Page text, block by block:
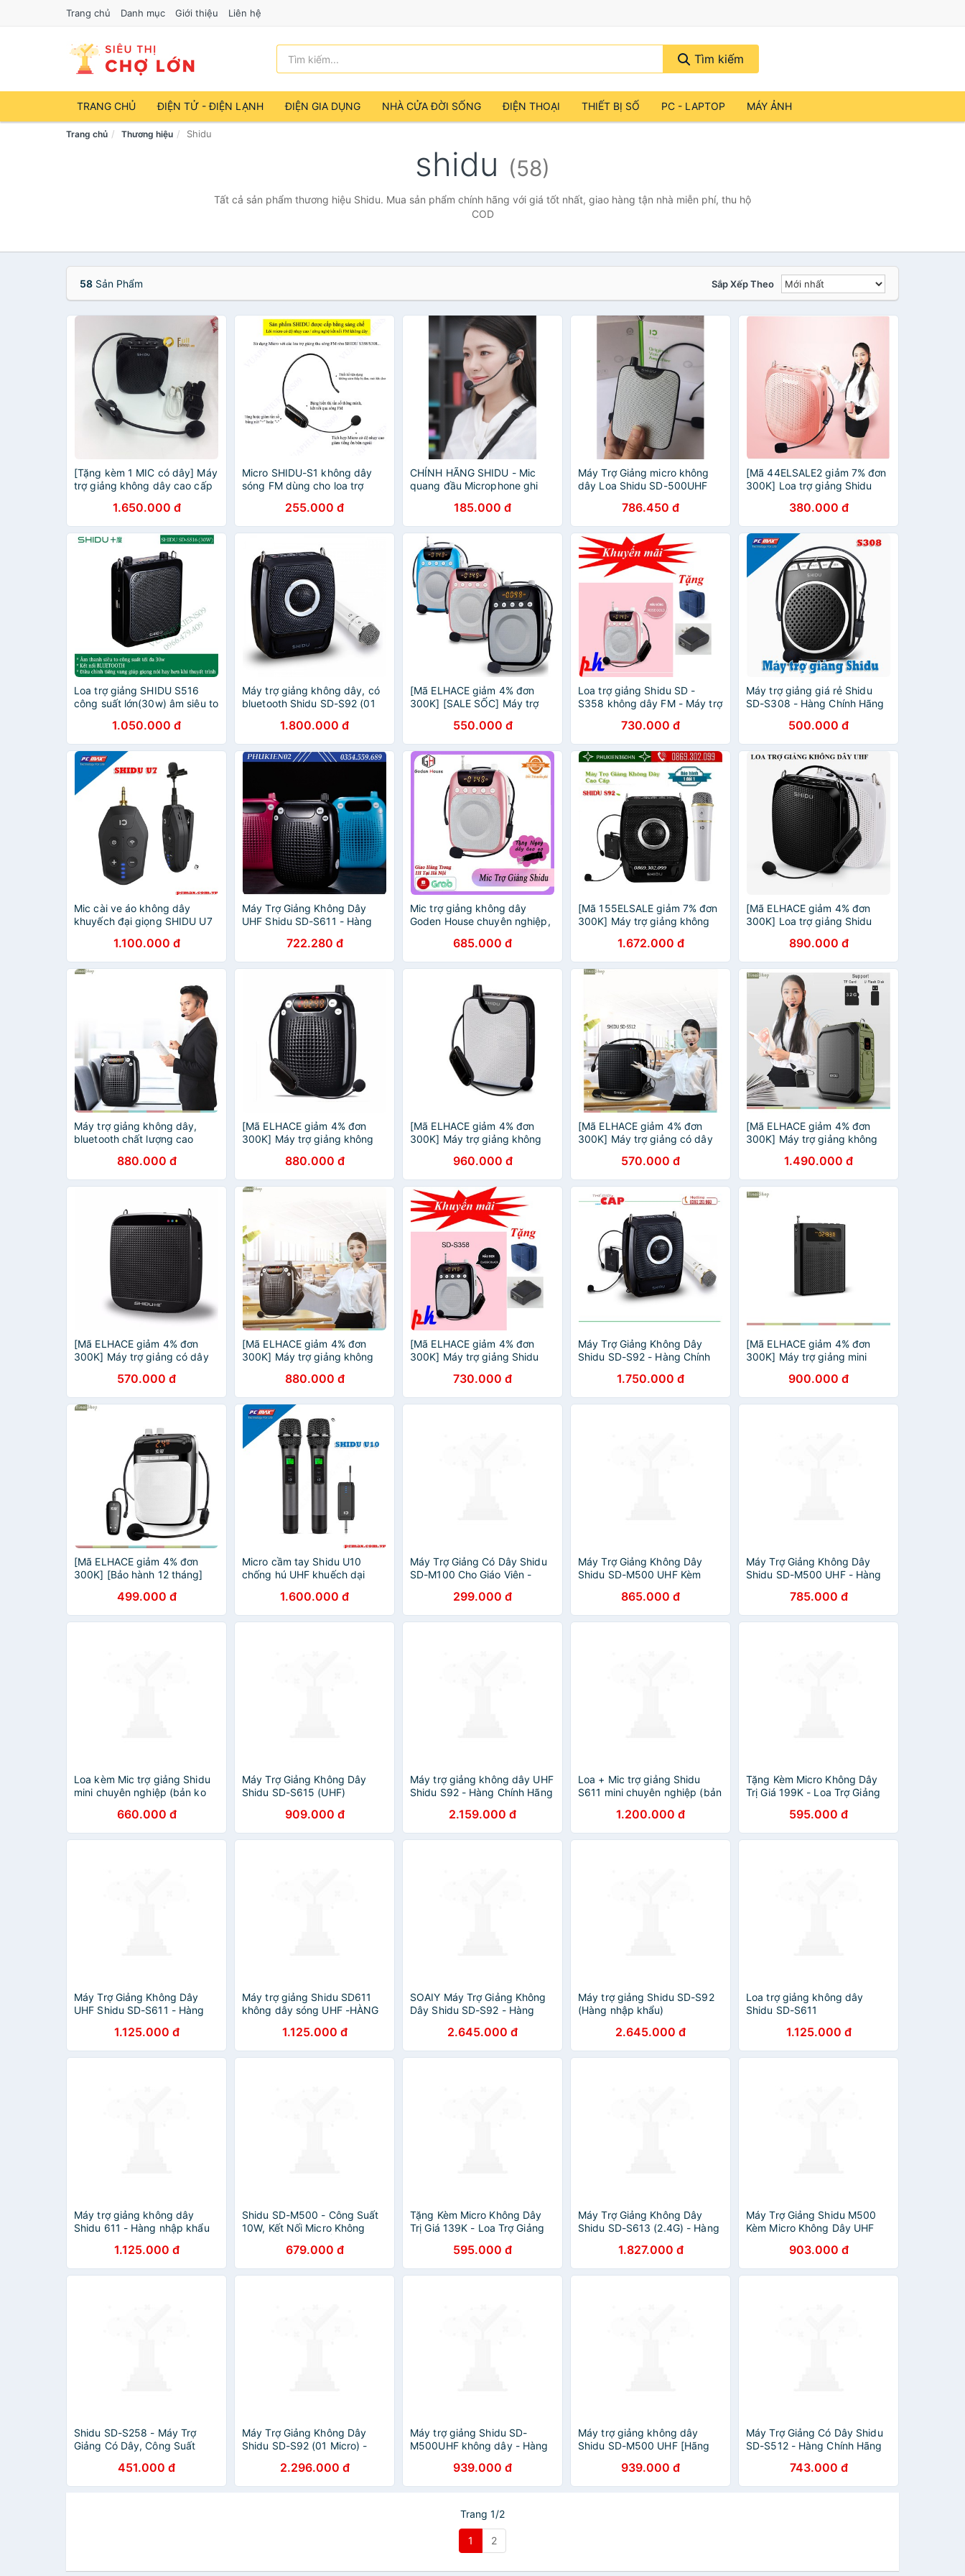
Trang chủ Danh mục Giới thiệu Liên hệ
Tìm kiếm
TRANG CHỦ ĐIỆN TỬ - ĐIỆN LẠNH ĐIỆN GIA DỤNG NHÀ CỬA ĐỜI SỐNG ĐIỆN THOẠI THIẾT BỊ SỐ PC - LAPTOP MÁY ẢNH
Trang chủ Thương hiệu Shidu
shidu (58)
Tất cả sản phẩm thương hiệu Shidu. Mua sản phẩm chính hãng với giá tốt nhất, giao hàng tận nhà miễn phí, thu hộ
COD
58 Sản Phẩm Sắp Xếp Theo
[Tặng kèm 1 MIC có dây] Máy
trợ giảng không dây cao cấp
1.650.000 đ
Micro SHIDU-S1 không dây
sóng FM dùng cho loa trợ
chính hãng255.000 đ
CHÍNH HÃNG SHIDU - Mic
quang đầu Microphone ghi
máy ảnh, laptop
185.000 đ
Máy Trợ Giảng micro không
dây Loa Shidu SD-500UHF
công suất thực cho phòng
rộng và chống rú tốt
786.450 đ
[Mã 44ELSALE2 giảm 7% đơn
300K] Loa trợ giảng Shidu
380.000 đ
Loa trợ giảng SHIDU S516
công suất lớn(30w) âm siêu to
Chính Hãng1.050.000 đ
Máy trợ giảng không dây, có
bluetooth Shidu SD-S92 (01
01 micro gài tai có dây)
1.800.000 đ
[Mã ELHACE giảm 4% đơn
300K] [SALE SỐC] Máy trợ
S-588/ Soaiy S-708
550.000 đ
Loa trợ giảng Shidu SD -
S358 không dây FM - Máy trợ
730.000 đ
Máy trợ giảng giá rẻ Shidu
SD-S308 - Hàng Chính Hãng
500.000 đ
Mic cài ve áo không dây
khuyếch đại giọng SHIDU U7
1.100.000 đ
Máy Trợ Giảng Không Dây
UHF Shidu SD-S611 - Hàng
722.280 đ
Mic trợ giảng không dây
Goden House chuyên nghiệp,
cho giáo viên,hướng dẫn viên
685.000 đ
[Mã 155ELSALE giảm 7% đơn
300K] Máy trợ giảng không
Bluetooth 4.11.672.000 đ
[Mã ELHACE giảm 4% đơn
300K] Loa trợ giảng Shidu
890.000 đ
Máy trợ giảng không dây,
bluetooth chất lượng cao
hành 12 tháng]880.000 đ
[Mã ELHACE giảm 4% đơn
300K] Máy trợ giảng không
(UHF) (Đen)[Bảo hành 12
tháng]
880.000 đ
[Mã ELHACE giảm 4% đơn
300K] Máy trợ giảng không
960.000 đ
[Mã ELHACE giảm 4% đơn
300K] Máy trợ giảng có dây
570.000 đ
[Mã ELHACE giảm 4% đơn
300K] Máy trợ giảng không
S618 (18w)1.490.000 đ
[Mã ELHACE giảm 4% đơn
300K] Máy trợ giảng có dây
570.000 đ
[Mã ELHACE giảm 4% đơn
300K] Máy trợ giảng không
UHF (đen)[BH 12 tháng]
880.000 đ
[Mã ELHACE giảm 4% đơn
300K] Máy trợ giảng Shidu
730.000 đ
Máy Trợ Giảng Không Dây
Shidu SD-S92 - Hàng Chính
1.750.000 đ
[Mã ELHACE giảm 4% đơn
300K] Máy trợ giảng mini
900.000 đ
[Mã ELHACE giảm 4% đơn
300K] [Bảo hành 12 tháng]
SD-S358499.000 đ
Micro cầm tay Shidu U10
chống hú UHF khuếch dại
1.600.000 đ
Máy Trợ Giảng Có Dây Shidu
SD-M100 Cho Giáo Viên -
M100 Mini Portable
Rechargeable Bluetooth
Speaker with Wired
299.000 đ
Máy Trợ Giảng Không Dây
Shidu SD-M500 UHF Kèm
Chính Hãng865.000 đ
Máy Trợ Giảng Không Dây
Shidu SD-M500 UHF - Hàng
785.000 đ
Loa kèm Mic trợ giảng Shidu
mini chuyên nghiệp (bản ko
660.000 đ
Máy Trợ Giảng Không Dây
Shidu SD-S615 (UHF)
909.000 đ
Máy trợ giảng không dây UHF
Shidu S92 - Hàng Chính Hãng
2.159.000 đ
Loa + Mic trợ giảng Shidu
S611 mini chuyên nghiệp (bản
1.200.000 đ
Tặng Kèm Micro Không Dây
Trị Giá 199K - Loa Trợ Giảng
Suất Loa 10W Kết Nối
Bluetooth,FM, Dung Lượng Pin
2500mAh Sử Dụng Lên Tới
595.000 đ
Máy Trợ Giảng Không Dây
UHF Shidu SD-S611 - Hàng
1.125.000 đ
Máy trợ giảng Shidu SD611
không dây sóng UHF -HÀNG
1.125.000 đ
SOAIY Máy Trợ Giảng Không
Dây Shidu SD-S92 - Hàng
2.645.000 đ
Máy trợ giảng Shidu SD-S92
(Hàng nhập khẩu)
2.645.000 đ
Loa trợ giảng không dây
Shidu SD-S611
1.125.000 đ
Máy trợ giảng không dây
Shidu 611 - Hàng nhập khẩu
1.125.000 đ
Shidu SD-M500 - Công Suất
10W, Kết Nối Micro Không
Thanh Trong Trẻo, Pin
2200mAh 8 đến 10h, Kết Nối
Đa Dạng USB TF AUX, Hỗ Trợ
679.000 đ
Tặng Kèm Micro Không Dây
Trị Giá 139K - Loa Trợ Giảng
Suất Loa 10W Kết Nối
Bluetooth,FM, Dung Lượng Pin
2500mAh Sử Dụng Lên Tới
595.000 đ
Máy Trợ Giảng Không Dây
Shidu SD-S613 (2.4G) - Hàng
1.827.000 đ
Máy Trợ Giảng Shidu M500
Kèm Micro Không Dây UHF
Tích Hợp Cổng AUX, USB
Dung Lượng Pin Lớn
1800mAh - Hàng Chính Hãng
903.000 đ
Shidu SD-S258 - Máy Trợ
Giảng Có Dây, Công Suất
Giáo Viên, Hướng Dẫn Viên,
Bán Hàng - Hàng chính hãng
451.000 đ
Máy Trợ Giảng Không Dây
Shidu SD-S92 (01 Micro) -
2.296.000 đ
Máy trợ giảng Shidu SD-
M500UHF không dây - Hàng
939.000 đ
Máy trợ giảng không dây
Shidu SD-M500 UHF [Hãng
939.000 đ
Máy Trợ Giảng Có Dây Shidu
SD-S512 - Hàng Chính Hãng
743.000 đ
Trang 1/2
1 2